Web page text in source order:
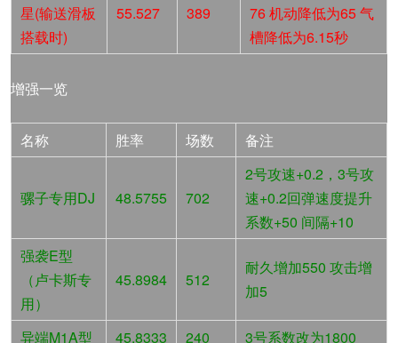
星(输送滑板
搭载时)
55.527 389
76 机动降低为65 气
槽降低为6.15秒
增强一览
名称 胜率 场数 备注
骡子专用DJ 48.5755 702
2号攻速+0.2，3号攻
速+0.2回弹速度提升
系数+50 间隔+10
强袭E型
（卢卡斯专
用）
45.8984 512
耐久增加550 攻击增
加5
异端M1A型 45.8333 240 3号系数改为1800